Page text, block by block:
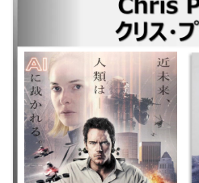
｜MERCY／マーシーAI裁判 ｜ターミナ
アンズ・オブ・ギャラクシー:VOLUME 3
たなる支配者 ｜ターミナル･リスト ｜ト
ク・ワールド／炎の王国 ｜ガーディアン
クス ｜パッセンジャー ｜マグニフィセ
ールド ｜ガーディアンズ・オブ・ギャラ